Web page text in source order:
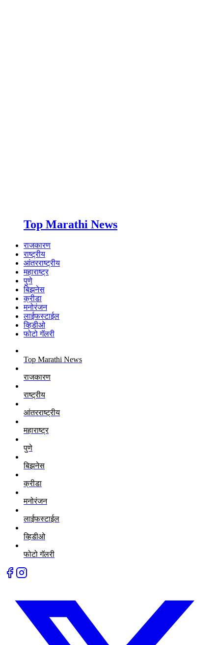
Top Marathi News
राजकारण
राष्ट्रीय
आंतरराष्ट्रीय
महाराष्ट्र
पुणे
बिझनेस
क्रीडा
मनोरंजन
लाईफस्टाईल
व्हिडीओ
फोटो गॅलरी
Top Marathi News
राजकारण
राष्ट्रीय
आंतरराष्ट्रीय
महाराष्ट्र
पुणे
बिझनेस
क्रीडा
मनोरंजन
लाईफस्टाईल
व्हिडीओ
फोटो गॅलरी